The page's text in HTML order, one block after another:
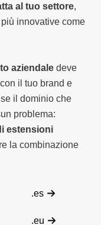
al tuo settore,
innovative come
aziendale deve
il tuo brand e
il dominio che
problema:
estensioni
la combinazione
.es
.eu